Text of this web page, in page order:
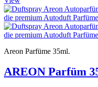
Areon Parfüme 35ml.
AREON Parfüm